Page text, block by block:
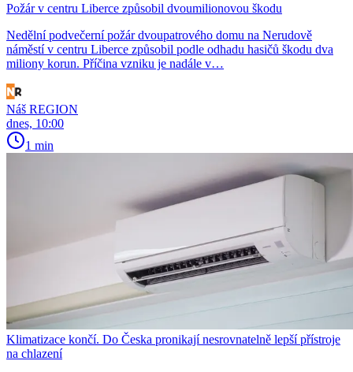
Požár v centru Liberce způsobil dvoumilionovou škodu
Nedělní podvečerní požár dvoupatrového domu na Nerudově
náměstí v centru Liberce způsobil podle odhadu hasičů škodu dva
miliony korun. Příčina vzniku je nadále v…
Náš REGION
dnes, 10:00
1 min
Klimatizace končí. Do Česka pronikají nesrovnatelně lepší přístroje
na chlazení